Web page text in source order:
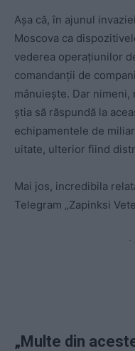
Așa că, în ajunul
Moscova ca
vederea operațiunilor
comandanții de
mânuiește. Dar nimeni,
știa să răspundă la
echipamentele de
uitate, ulterior fiind
Mai jos, incredibila
Telegram „Zapinksi
-
„Multe din